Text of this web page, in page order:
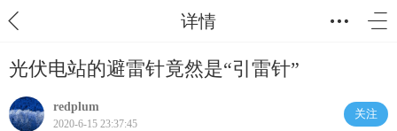
详情
光伏电站的避雷针竟然是“引雷针”
redplum
2020-6-15 23:37:45
关注